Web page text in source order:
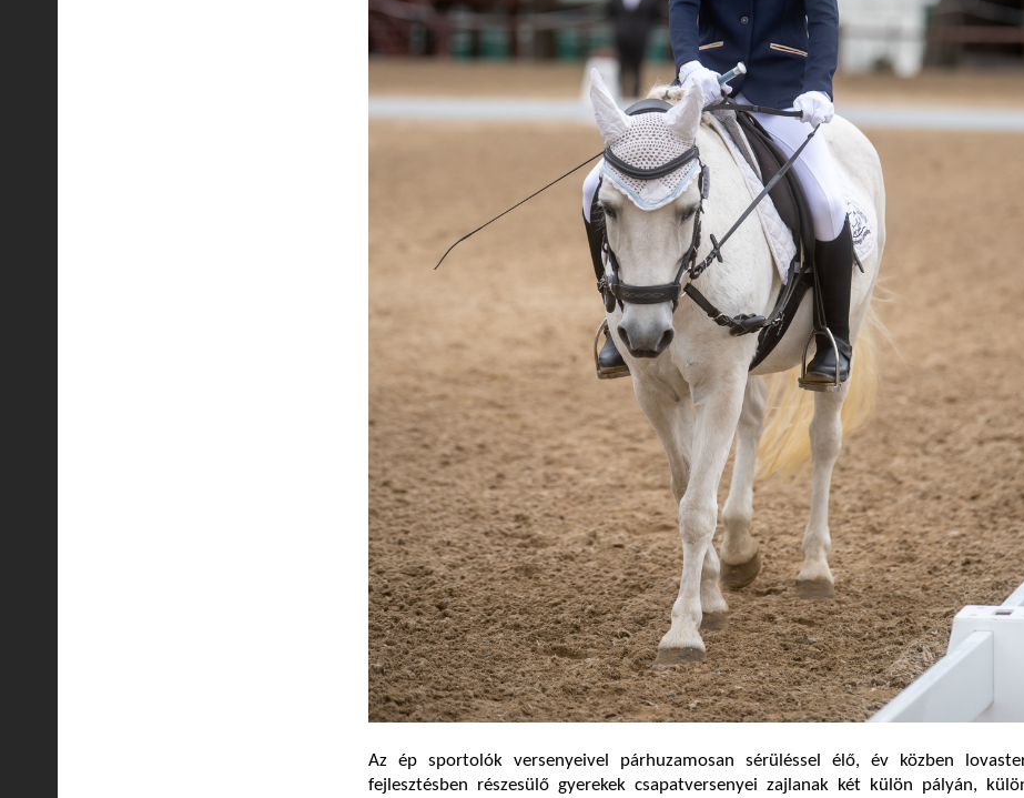
Az ép sportolók versenyeivel párhuzamosan sérüléssel élő, év közben
fejlesztésben részesülő gyerekek csapatversenyei zajlanak két külön pályán,